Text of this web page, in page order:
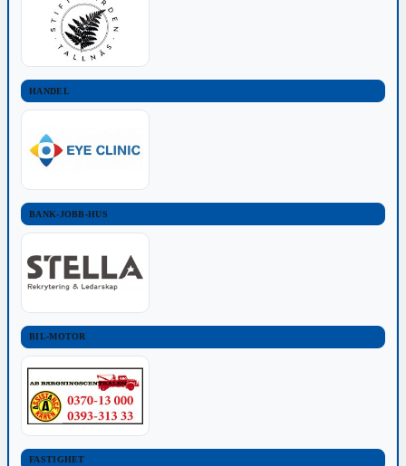
HANDEL
BANK-JOBB-HUS
BIL-MOTOR
FASTIGHET